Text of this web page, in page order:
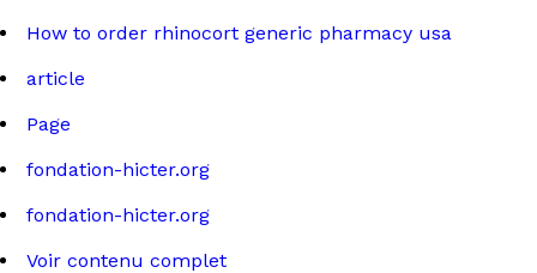
How to order rhinocort generic pharmacy usa
article
Page
fondation-hicter.org
fondation-hicter.org
Voir contenu complet